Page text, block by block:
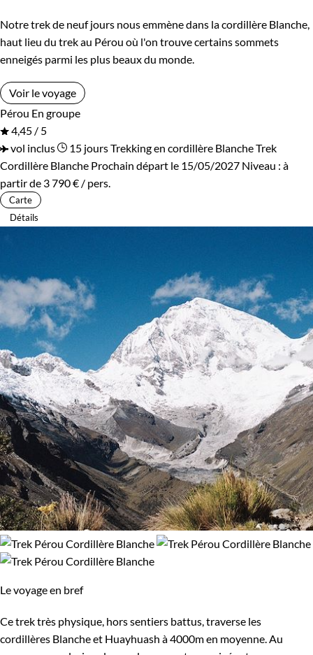
Notre trek de neuf jours nous emmène dans la cordillère Blanche,
haut lieu du trek au Pérou où l'on trouve certains sommets
enneigés parmi les plus beaux du monde.
Voir le voyage
Pérou En groupe
4,45 / 5
vol inclus
15 joursTrekking en cordillère BlancheTrek
Cordillère Blanche Prochain départ le 15/05/2027 Niveau : à
partir de 3 790 € / pers.
Carte
Détails
Le voyage en bref
Ce trek très physique, hors sentiers battus, traverse les
cordillères Blanche et Huayhuash à 4000m en moyenne. Au